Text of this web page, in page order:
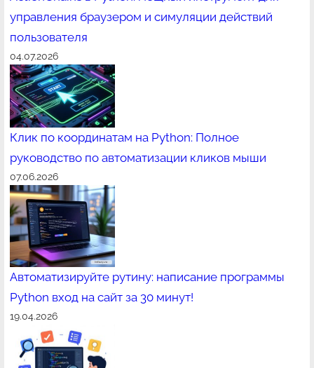
управления браузером и симуляции действий
пользователя
04.07.2026
Клик по координатам на Python: Полное
руководство по автоматизации кликов мыши
07.06.2026
Автоматизируйте рутину: написание программы
Python вход на сайт за 30 минут!
19.04.2026